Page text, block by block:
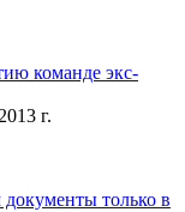
команде экс-
г.
только в